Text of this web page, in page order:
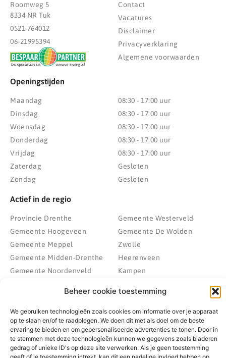
Beheer cookie toestemming
We gebruiken technologieën zoals cookies om informatie over je apparaat
op te slaan en/of te raadplegen. We doen dit met als doel om de beste
ervaring te bieden en om gepersonaliseerde advertenties te tonen. Door in
te stemmen met deze technologieën kunnen we gegevens zoals bladeren
gedrag of unieke ID's op deze site verwerken. Als je geen toestemming
Roomweg 5
8334 NR Tuk
0521-764012
06-21995394
Contact
Vacatures
Disclaimer
Privacyverklaring
Algemene voorwaarden
Openingstijden
Maandag
Dinsdag
Woensdag
Donderdag
Vrijdag
Zaterdag
Zondag
08:30 - 17:00 uur
08:30 - 17:00 uur
08:30 - 17:00 uur
08:30 - 17:00 uur
08:30 - 17:00 uur
Gesloten
Gesloten
Actief in de regio
Provincie Drenthe
Gemeente Hoogeveen
Gemeente Meppel
Gemeente Midden-Drenthe
Gemeente Noordenveld
Gemeente Steenwijkerland
Gemeente Weststellingwerf
Gemeente Westerveld
Gemeente De Wolden
Zwolle
Heerenveen
Kampen
Wolvega
© 2022 - 2026 BespaarPartner | Alle rechten voorbehouden